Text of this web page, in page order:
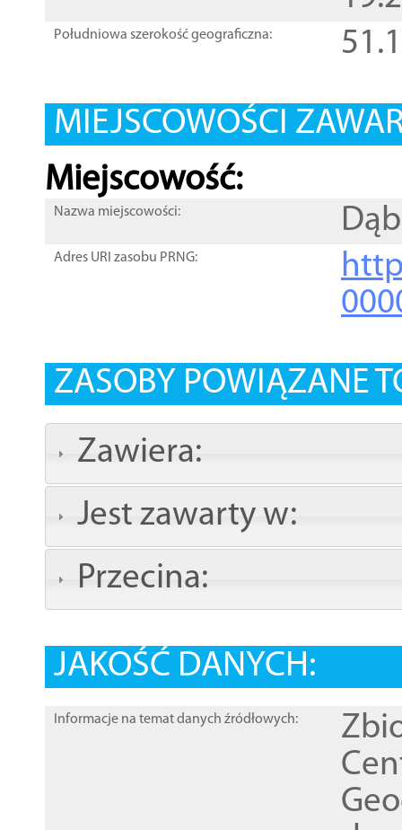
Południowa szerokość geograficzna:
MIEJSCOWOŚCI
Miejscowość:
Nazwa miejscowości:
Adres URI zasobu PRNG:
ZASOBY POWIĄZANE
Zawiera:
Jest zawarty w:
Przecina:
JAKOŚĆ DANYCH:
Informacje na temat danych źródłowych: